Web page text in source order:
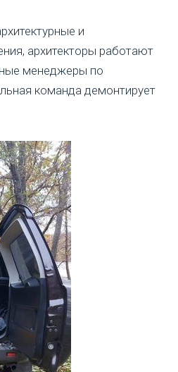
и
архитекторы работают
менеджеры по
команда демонтирует